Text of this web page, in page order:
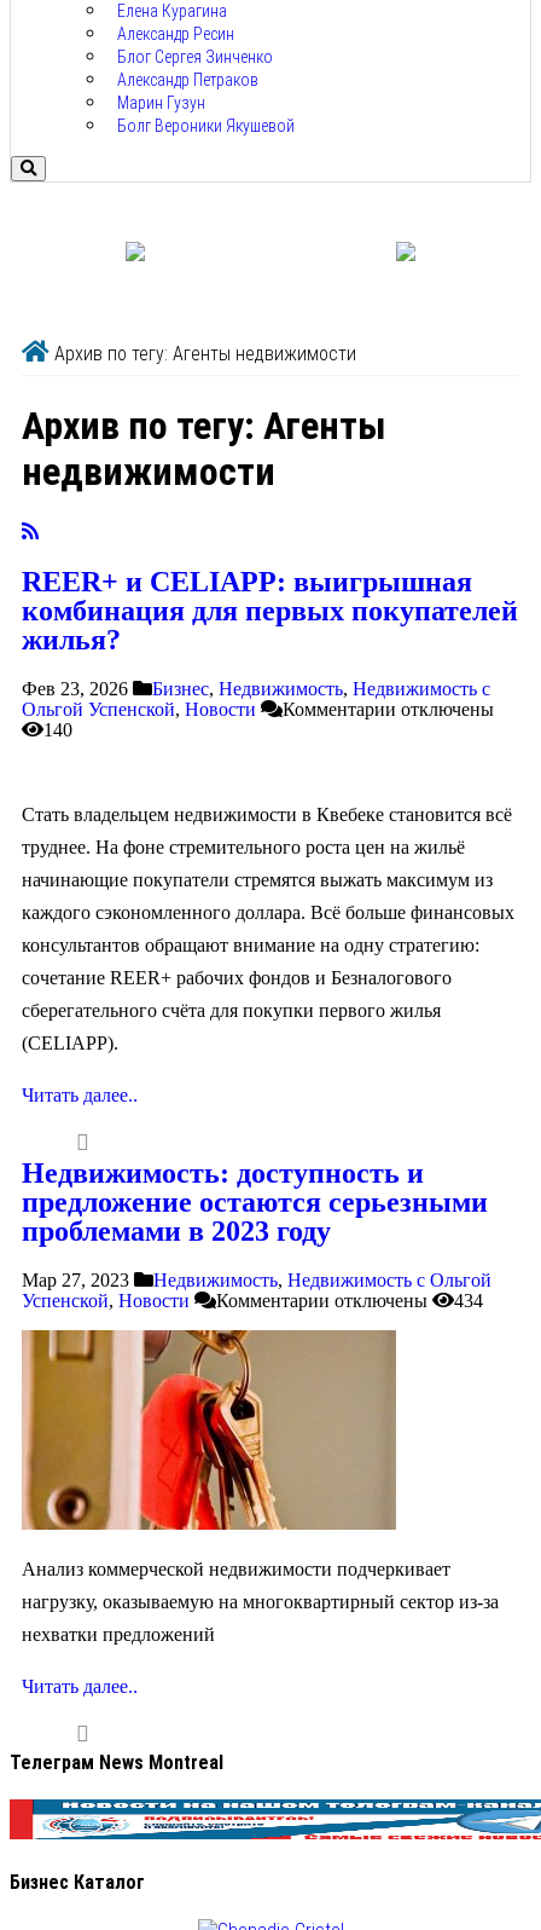
Елена Курагина
Александр Ресин
Блог Сергея Зинченко
Александр Петраков
Марин Гузун
Болг Вероники Якушевой
Архив по тегу: Агенты недвижимости
Архив по тегу: Агенты
недвижимости
REER+ и CELIAPP: выигрышная
комбинация для первых покупателей
жилья?
Фев 23, 2026 Бизнес, Недвижимость, Недвижимость с
Ольгой Успенской, Новости Комментарии отключены
140
Стать владельцем недвижимости в Квебеке становится всё
труднее. На фоне стремительного роста цен на жильё
начинающие покупатели стремятся выжать максимум из
каждого сэкономленного доллара. Всё больше финансовых
консультантов обращают внимание на одну стратегию:
сочетание REER+ рабочих фондов и Безналогового
сберегательного счёта для покупки первого жилья
(CELIAPP).
Читать далее..
Недвижимость: доступность и
предложение остаются серьезными
проблемами в 2023 году
Мар 27, 2023 Недвижимость, Недвижимость с Ольгой
Успенской, Новости Комментарии отключены 434
Анализ коммерческой недвижимости подчеркивает
нагрузку, оказываемую на многоквартирный сектор из-за
нехватки предложений
Читать далее..
Телеграм News Montreal
Бизнес Каталог